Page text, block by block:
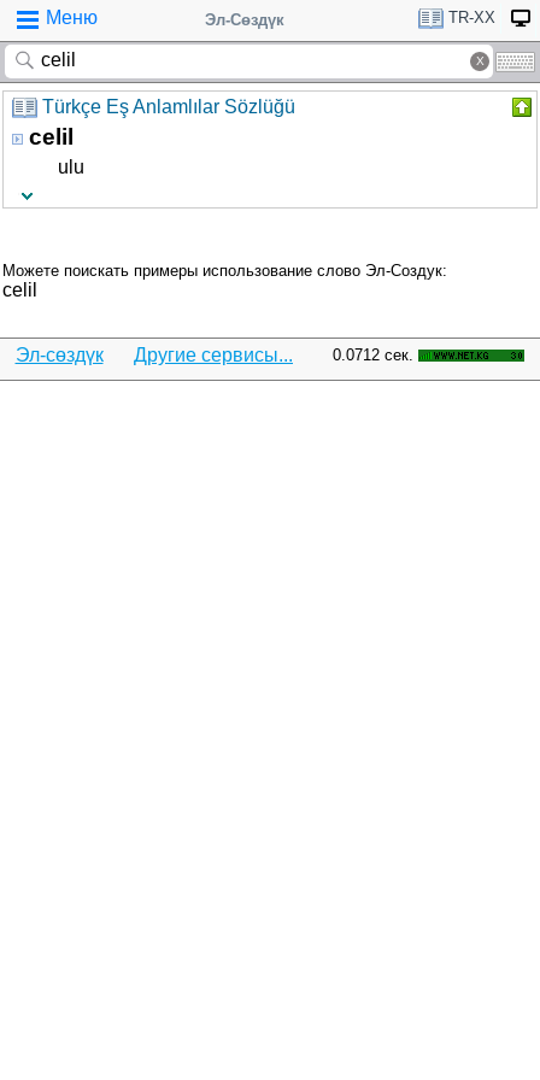
Меню Эл-Сөздүк TR-XX
Türkçe Eş Anlamlılar Sözlüğü
celil
ulu
Можете поискать примеры использование слово Эл-Создук:
celil
Эл-сөздүк Другие сервисы... 0.0712 сек.